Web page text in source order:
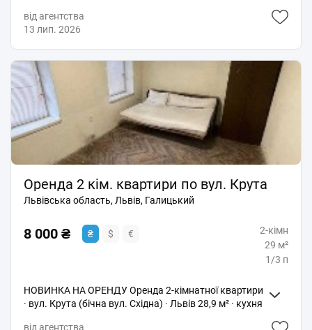
вмонтованими меблями, є стіл і крісла. Побутова
техніка: холодильник, мікрохвилева піч. Санвузол
Хороше сполучення, до центру міста 5хв є
відеоогляд Квартири
від агентства
13 лип. 2026
Оренда 2 кім. квартири по вул. Крута
Львівська область, Львів, Галицький
8 000 ₴ ₴ $ €
2-кімн
29 м²
1/3 п
НОВИНКА НА ОРЕНДУ Оренда 2-кімнатної квартири
· вул. Крута (бічна вул. Східна) · Львів 28,9 м² · кухня
від агентства